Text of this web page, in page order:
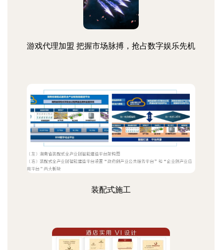
游戏代理加盟 把握市场脉搏，抢占数字娱乐先机
装配式施工